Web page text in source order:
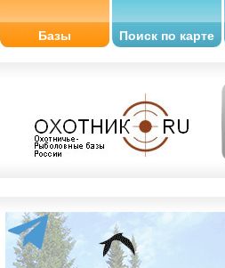
Базы Поиск по карте